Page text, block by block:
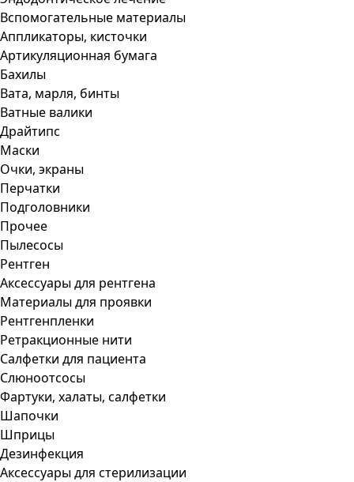
Вспомогательные материалы
Аппликаторы, кисточки
Артикуляционная бумага
Бахилы
Вата, марля, бинты
Ватные валики
Драйтипс
Маски
Очки, экраны
Перчатки
Подголовники
Прочее
Пылесосы
Рентген
Аксессуары для рентгена
Материалы для проявки
Рентгенпленки
Ретракционные нити
Салфетки для пациента
Слюноотсосы
Фартуки, халаты, салфетки
Шапочки
Шприцы
Дезинфекция
Аксессуары для стерилизации